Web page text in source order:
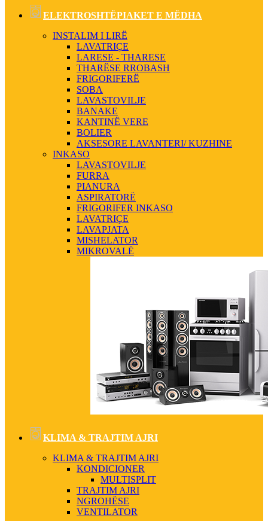
ELEKTROSHTËPIAKET E MËDHA
INSTALIM I LIRË
LAVATRIÇE
LARESE - THARESE
THARËSE RROBASH
FRIGORIFERË
SOBA
LAVASTOVILJE
BANAKE
KANTINË VERE
BOLIER
AKSESORE LAVANTERI/ KUZHINE
INKASO
LAVASTOVILJE
FURRA
PIANURA
ASPIRATORË
FRIGORIFER INKASO
LAVATRIÇE
LAVAPJATA
MISHELATOR
MIKROVALË
KLIMA & TRAJTIM AJRI
KLIMA & TRAJTIM AJRI
KONDICIONER
MULTISPLIT
TRAJTIM AJRI
NGROHËSE
VENTILATOR